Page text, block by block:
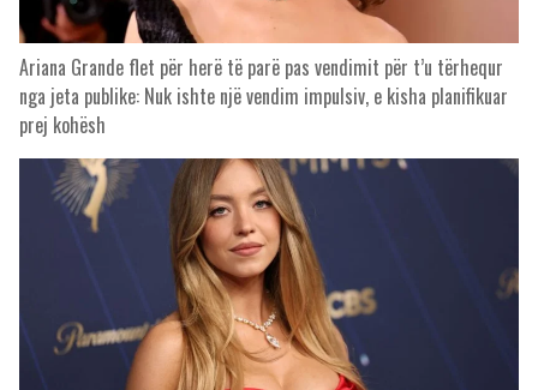
Ariana Grande flet për herë të parë pas vendimit për t’u tërhequr
nga jeta publike: Nuk ishte një vendim impulsiv, e kisha planifikuar
prej kohësh